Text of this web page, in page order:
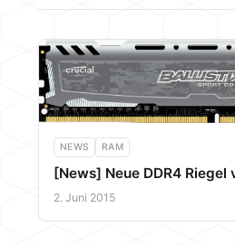
NEWS RAM
[News] Neue DDR4 Riegel
2. Juni 2015